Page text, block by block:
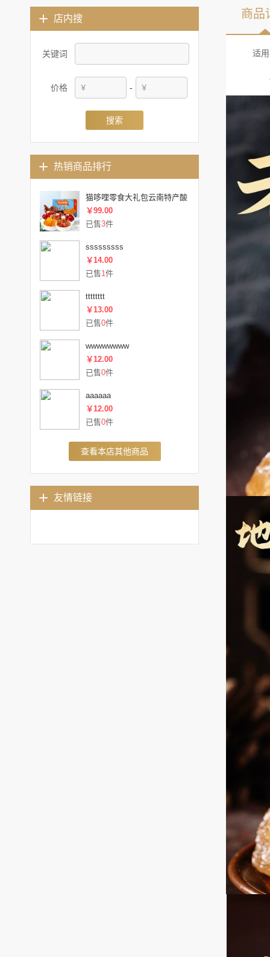
店内搜
关键词
价格 -
搜索
热销商品排行
猫哆哩零食大礼包云南特产酸
￥99.00
已售3件
sssssssss
￥14.00
已售1件
tttttttt
￥13.00
已售0件
wwwwwwww
￥12.00
已售0件
aaaaaa
￥12.00
已售0件
查看本店其他商品
友情链接
商品
适